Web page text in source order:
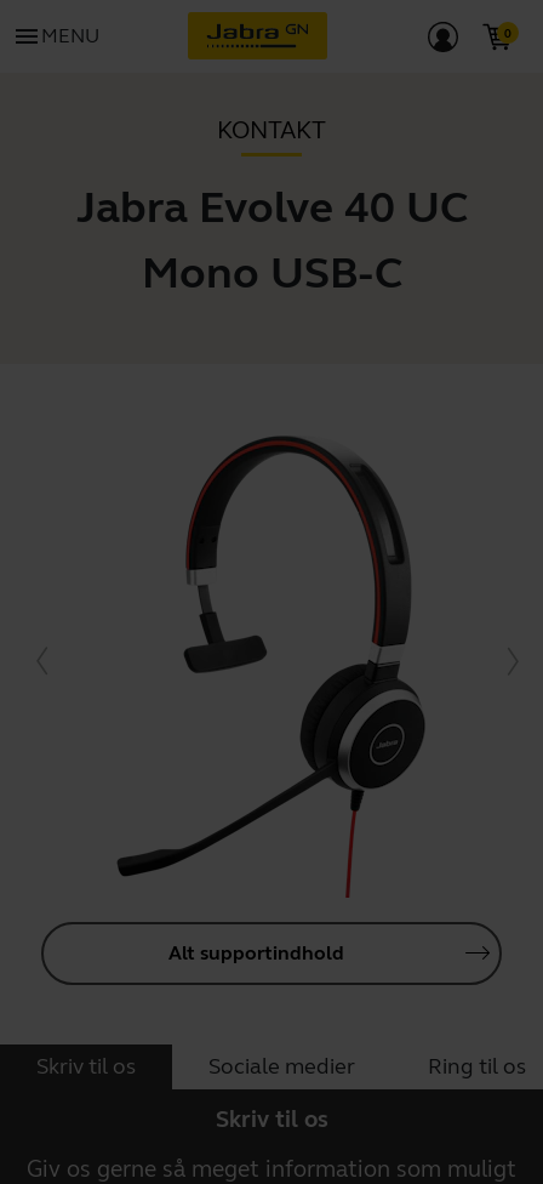
menu MENU
KONTAKT
Jabra Evolve 40 UC
Mono USB-C
Alt supportindhold
Skriv til os Sociale medier Ring til os
Skriv til os
Giv os gerne så meget information som muligt